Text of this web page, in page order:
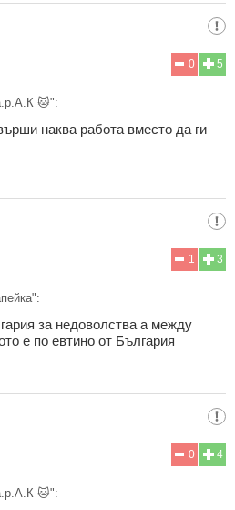
5
0
🐱":
наква работа вместо да ги
3
1
за недоволства а между
е по евтино от България
4
0
🐱":